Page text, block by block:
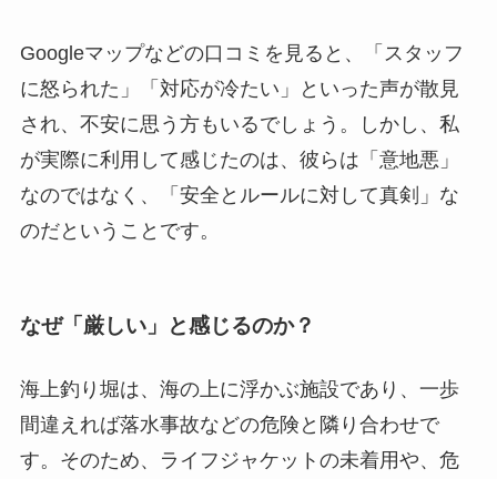
Googleマップなどの口コミを見ると、「スタッフ
に怒られた」「対応が冷たい」といった声が散見
され、不安に思う方もいるでしょう。しかし、私
が実際に利用して感じたのは、彼らは「意地悪」
なのではなく、
「安全とルールに対して真剣」 な
のだということです。
なぜ「厳しい」と感じるのか？
海上釣り堀は、海の上に浮かぶ施設であり、一歩
間違えれば落水事故などの危険と隣り合わせで
す。そのため、ライフジャケットの未着用や、危